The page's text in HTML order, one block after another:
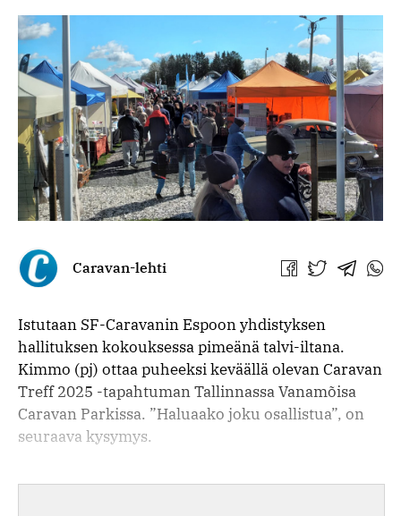
Caravan-lehti
Jaa Jaa Jaa Jaa
Istutaan SF-Caravanin Espoon yhdistyksen
hallituksen kokouksessa pimeänä talvi-iltana.
Kimmo (pj) ottaa puheeksi keväällä olevan Caravan
Treff 2025 -tapahtuman Tallinnassa Vanamõisa
Caravan Parkissa. ”Haluaako joku osallistua”, on
seuraava kysymys.